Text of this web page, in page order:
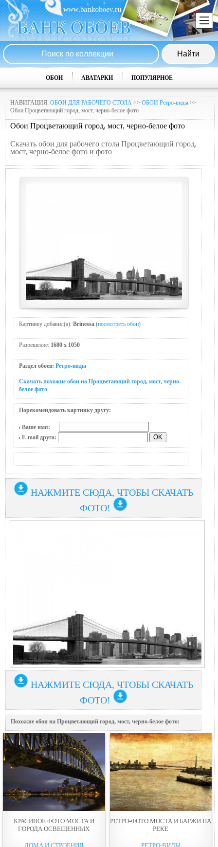
ОБОИ АВАТАРКИ ПОПУЛЯРНОЕ
НАВИГАЦИЯ: ОБОИ ДЛЯ РАБОЧЕГО СТОЛА >> ОБОИ Ретро-виды >>
Обои Процветающий город, мост, черно-белое фото
Обои Процветающий город, мост, черно-белое фото
Скачать обои для рабочего стола Процветающий город,
мост, черно-белое фото и фото
Картинку добавил(а): Brinessa (посмотреть обои)
Разрешение: 1680 x 1050
Раздел обоев: Ретро-виды
Скачать похожие обои на Процветающий город, мост, черно-
белое фото
Порекомендовать картинку другу:
Ваше имя:
E-mail друга:
НАЖМИТЕ СЮДА, ЧТОБЫ СКАЧАТЬ
ФОТО!
НАЖМИТЕ СЮДА, ЧТОБЫ СКАЧАТЬ
ФОТО!
Похожие обои на Процветающий город, мост, черно-белое фото:
КРАСИВОЕ ФОТО МОСТА И
ГОРОДА ОСВЕЩЕННЫХ
ДОМА И СТРОЕНИЯ
РЕТРО-ФОТО МОСТА И БАРЖИ НА
РЕКЕ
РЕТРО-ВИДЫ